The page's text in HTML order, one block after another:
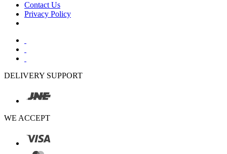
Contact Us
Privacy Policy
DELIVERY SUPPORT
WE ACCEPT